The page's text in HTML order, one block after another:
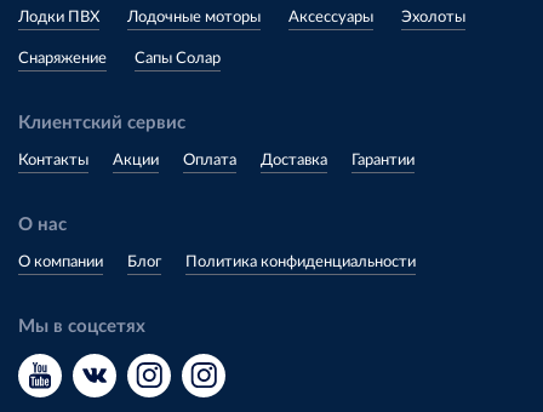
Лодки ПВХ Лодочные моторы Аксессуары Эхолоты
Снаряжение Сапы Солар
Клиентский сервис
Контакты Акции Оплата Доставка Гарантии
О нас
О компании Блог Политика конфиденциальности
Мы в соцсетях